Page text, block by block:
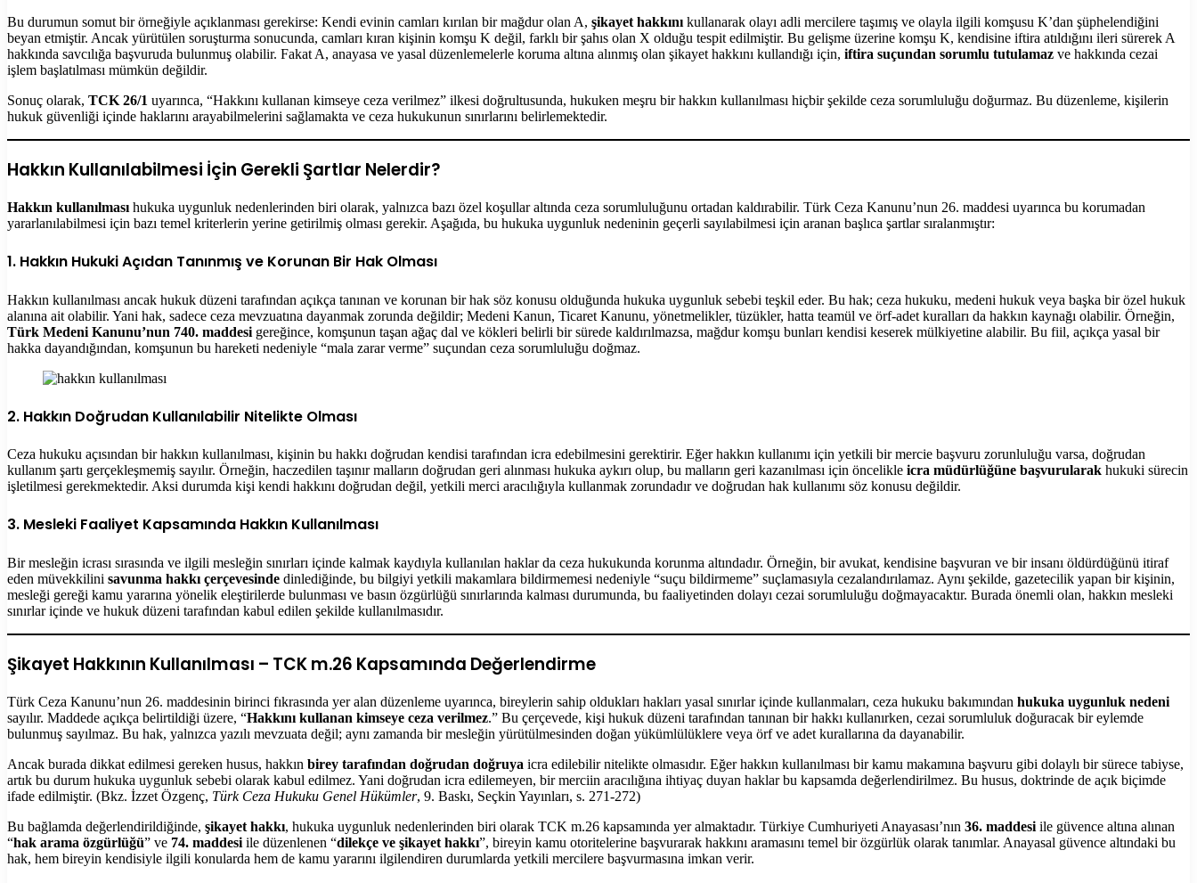
Bu durumun somut bir örneğiyle açıklanması gerekirse: Kendi evinin camları kırılan bir mağdur olan A, şikayet hakkını kullanarak olayı adli mercilere taşımış ve olayla ilgili komşusu K’dan şüphelendiğini
beyan etmiştir. Ancak yürütülen soruşturma sonucunda, camları kıran kişinin komşu K değil, farklı bir şahıs olan X olduğu tespit edilmiştir. Bu gelişme üzerine komşu K, kendisine iftira atıldığını ileri sürerek A
hakkında savcılığa başvuruda bulunmuş olabilir. Fakat A, anayasa ve yasal düzenlemelerle koruma altına alınmış olan şikayet hakkını kullandığı için, iftira suçundan sorumlu tutulamaz ve hakkında cezai
işlem başlatılması mümkün değildir.
Sonuç olarak, TCK 26/1 uyarınca, “Hakkını kullanan kimseye ceza verilmez” ilkesi doğrultusunda, hukuken meşru bir hakkın kullanılması hiçbir şekilde ceza sorumluluğu doğurmaz. Bu düzenleme, kişilerin
hukuk güvenliği içinde haklarını arayabilmelerini sağlamakta ve ceza hukukunun sınırlarını belirlemektedir.
Hakkın Kullanılabilmesi İçin Gerekli Şartlar Nelerdir?
Hakkın kullanılması hukuka uygunluk nedenlerinden biri olarak, yalnızca bazı özel koşullar altında ceza sorumluluğunu ortadan kaldırabilir. Türk Ceza Kanunu’nun 26. maddesi uyarınca bu korumadan
yararlanılabilmesi için bazı temel kriterlerin yerine getirilmiş olması gerekir. Aşağıda, bu hukuka uygunluk nedeninin geçerli sayılabilmesi için aranan başlıca şartlar sıralanmıştır:
1. Hakkın Hukuki Açıdan Tanınmış ve Korunan Bir Hak Olması
Hakkın kullanılması ancak hukuk düzeni tarafından açıkça tanınan ve korunan bir hak söz konusu olduğunda hukuka uygunluk sebebi teşkil eder. Bu hak; ceza hukuku, medeni hukuk veya başka bir özel hukuk
alanına ait olabilir. Yani hak, sadece ceza mevzuatına dayanmak zorunda değildir; Medeni Kanun, Ticaret Kanunu, yönetmelikler, tüzükler, hatta teamül ve örf-adet kuralları da hakkın kaynağı olabilir. Örneğin,
Türk Medeni Kanunu’nun 740. maddesi gereğince, komşunun taşan ağaç dal ve kökleri belirli bir sürede kaldırılmazsa, mağdur komşu bunları kendisi keserek mülkiyetine alabilir. Bu fiil, açıkça yasal bir
hakka dayandığından, komşunun bu hareketi nedeniyle “mala zarar verme” suçundan ceza sorumluluğu doğmaz.
2. Hakkın Doğrudan Kullanılabilir Nitelikte Olması
Ceza hukuku açısından bir hakkın kullanılması, kişinin bu hakkı doğrudan kendisi tarafından icra edebilmesini gerektirir. Eğer hakkın kullanımı için yetkili bir mercie başvuru zorunluluğu varsa, doğrudan
kullanım şartı gerçekleşmemiş sayılır. Örneğin, haczedilen taşınır malların doğrudan geri alınması hukuka aykırı olup, bu malların geri kazanılması için öncelikle icra müdürlüğüne başvurularak hukuki sürecin
işletilmesi gerekmektedir. Aksi durumda kişi kendi hakkını doğrudan değil, yetkili merci aracılığıyla kullanmak zorundadır ve doğrudan hak kullanımı söz konusu değildir.
3. Mesleki Faaliyet Kapsamında Hakkın Kullanılması
Bir mesleğin icrası sırasında ve ilgili mesleğin sınırları içinde kalmak kaydıyla kullanılan haklar da ceza hukukunda korunma altındadır. Örneğin, bir avukat, kendisine başvuran ve bir insanı öldürdüğünü itiraf
eden müvekkilini savunma hakkı çerçevesinde dinlediğinde, bu bilgiyi yetkili makamlara bildirmemesi nedeniyle “suçu bildirmeme” suçlamasıyla cezalandırılamaz. Aynı şekilde, gazetecilik yapan bir kişinin,
mesleği gereği kamu yararına yönelik eleştirilerde bulunması ve basın özgürlüğü sınırlarında kalması durumunda, bu faaliyetinden dolayı cezai sorumluluğu doğmayacaktır. Burada önemli olan, hakkın mesleki
sınırlar içinde ve hukuk düzeni tarafından kabul edilen şekilde kullanılmasıdır.
Şikayet Hakkının Kullanılması – TCK m.26 Kapsamında Değerlendirme
Türk Ceza Kanunu’nun 26. maddesinin birinci fıkrasında yer alan düzenleme uyarınca, bireylerin sahip oldukları hakları yasal sınırlar içinde kullanmaları, ceza hukuku bakımından hukuka uygunluk nedeni
sayılır. Maddede açıkça belirtildiği üzere, “Hakkını kullanan kimseye ceza verilmez.” Bu çerçevede, kişi hukuk düzeni tarafından tanınan bir hakkı kullanırken, cezai sorumluluk doğuracak bir eylemde
bulunmuş sayılmaz. Bu hak, yalnızca yazılı mevzuata değil; aynı zamanda bir mesleğin yürütülmesinden doğan yükümlülüklere veya örf ve adet kurallarına da dayanabilir.
Ancak burada dikkat edilmesi gereken husus, hakkın birey tarafından doğrudan doğruya icra edilebilir nitelikte olmasıdır. Eğer hakkın kullanılması bir kamu makamına başvuru gibi dolaylı bir sürece tabiyse,
artık bu durum hukuka uygunluk sebebi olarak kabul edilmez. Yani doğrudan icra edilemeyen, bir merciin aracılığına ihtiyaç duyan haklar bu kapsamda değerlendirilmez. Bu husus, doktrinde de açık biçimde
ifade edilmiştir. (Bkz. İzzet Özgenç, Türk Ceza Hukuku Genel Hükümler, 9. Baskı, Seçkin Yayınları, s. 271-272)
Bu bağlamda değerlendirildiğinde, şikayet hakkı, hukuka uygunluk nedenlerinden biri olarak TCK m.26 kapsamında yer almaktadır. Türkiye Cumhuriyeti Anayasası’nın 36. maddesi ile güvence altına alınan
“hak arama özgürlüğü” ve 74. maddesi ile düzenlenen “dilekçe ve şikayet hakkı”, bireyin kamu otoritelerine başvurarak hakkını aramasını temel bir özgürlük olarak tanımlar. Anayasal güvence altındaki bu
hak, hem bireyin kendisiyle ilgili konularda hem de kamu yararını ilgilendiren durumlarda yetkili mercilere başvurmasına imkan verir.